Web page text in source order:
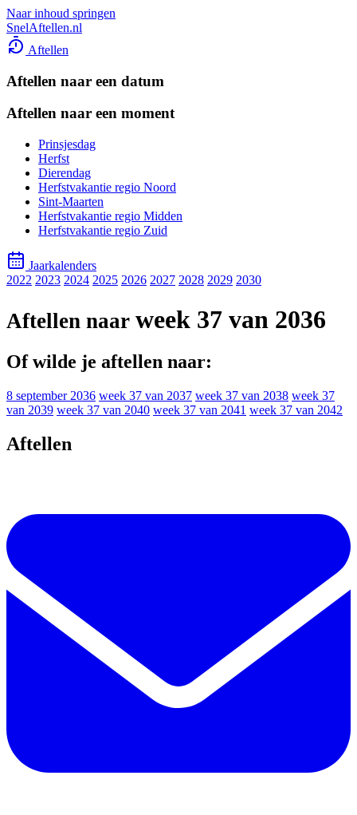
Naar inhoud springen
SnelAftellen.nl
Aftellen
Aftellen naar een datum
Aftellen naar een moment
Prinsjesdag
Herfst
Dierendag
Herfstvakantie regio Noord
Sint-Maarten
Herfstvakantie regio Midden
Herfstvakantie regio Zuid
Jaarkalenders
2022 2023 2024 2025 2026 2027 2028 2029 2030
Aftellen naar week 37 van 2036
Of wilde je aftellen naar:
8 september 2036 week 37 van 2037 week 37 van 2038 week 37
van 2039 week 37 van 2040 week 37 van 2041 week 37 van 2042
Aftellen